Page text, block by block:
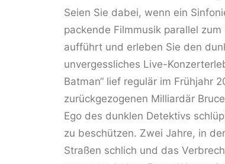
Seien Sie dabei, wenn ein
packende Filmmusik parallel
aufführt und erleben Sie den
unvergessliches Live-
Batman“ lief regulär im Frühjahr
zurückgezogenen Milliardär
Ego des dunklen Detektivs
zu beschützen. Zwei Jahre, in
Straßen schlich und das